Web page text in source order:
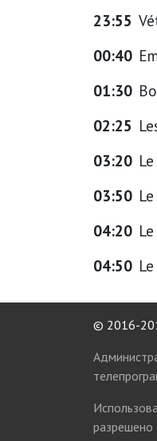
23:55
00:40
01:30
02:25
03:20
03:50
04:20
04:50
© 2016-
разрешено